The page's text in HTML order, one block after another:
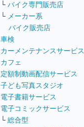
└ バイク専門販売店
└ メーカー系
バイク販売店
車検
カーメンテナンスサービス
カフェ
定額制動画配信サービス
子ども写真スタジオ
電子書籍サービス
電子コミックサービス
└ 総合型